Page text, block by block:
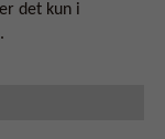
det kun i